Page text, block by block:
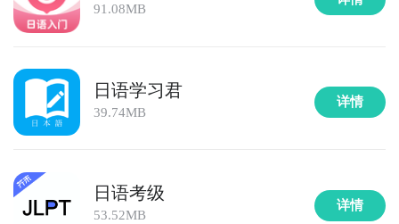
91.08MB
日语学习君
39.74MB
详情
日语考级
53.52MB
详情